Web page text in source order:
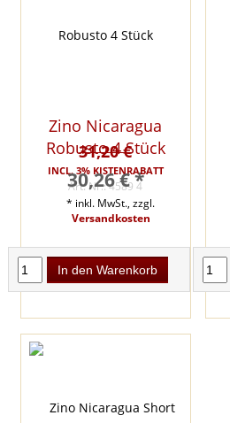
Zino Nicaragua
Robusto 4 Stück
INCL. 3% KISTENRABATT
Art. Nr.: 4589 4
30,26 € *
31,20 €
* inkl. MwSt., zzgl.
Versandkosten
In den Warenkorb